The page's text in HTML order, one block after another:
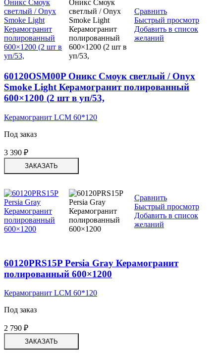
Сравнить
Быстрый просмотр
Добавить в список
желаний
60120OSM00P Оникс Смоук светлый / Onyx
Smoke Light Керамогранит полированный
600×1200 (2 шт в уп/53,
Керамогранит LCM 60*120
Под заказ
3 390 ₽
ЗАКАЗАТЬ
Сравнить
Быстрый просмотр
Добавить в список
желаний
60120PRS15P Persia Gray Керамогранит
полированный 600×1200
Керамогранит LCM 60*120
Под заказ
2 790 ₽
ЗАКАЗАТЬ